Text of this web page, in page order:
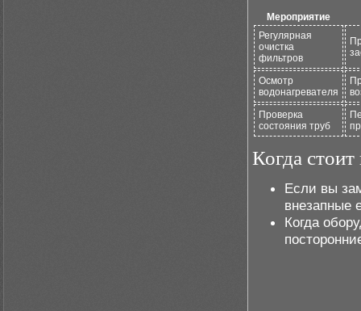
Мероприятие
Регулярная
очистка
фильтров
Осмотр
водонагревателя
Проверка
состояния труб
Когда
Если вы
внезапные
Когда